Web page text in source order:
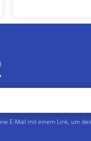
E-Mail mit einem Link, um